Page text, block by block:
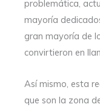
problemática,
mayoría
gran mayoría de
convirtieron en
Así mismo, esta
que son la zona